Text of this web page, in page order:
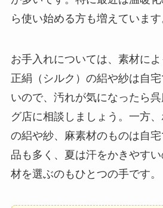
ら使い始める方も増えています
お手入れについては、素材によ
正絹（シルク）の絽や紗は自
いので、汚れが気になったら
グ店に相談しましょう。一方
の絽や紗、麻素材のものは自
品も多く、夏は汗をかきやす
材を選ぶのもひとつの手です。